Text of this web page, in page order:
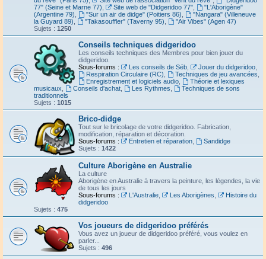
77" (Seine et Marne 77)
Site web de "Didgeridoo 77",
"L'Aborigène"
(Argentine 79)
"Sur un air de didge" (Poitiers 86)
"Nangara" (Villeneuve
la Guyard 89)
"Takasouffler" (Taverny 95)
"Air Vibes" (Agen 47)
Sujets : 1250
Conseils techniques didgeridoo
Les conseils techniques des Membres pour bien jouer du
didgeridoo.
Sous-forums :
Les conseils de Séb, Jouer du didgeridoo,
Respiration Circulaire (RC)
Techniques de jeu avancées
Enregistrement et logiciels audio,
Théorie et lexiques
musicaux
Conseils d'achat, Les Rythmes
Techniques de sons
traditionnels
Sujets : 1015
Brico-didge
Tout sur le bricolage de votre didgeridoo. Fabrication,
modification, réparation et décoration.
Sous-forums :
Entretien et réparation,
Sandidge
Sujets : 1422
Culture Aborigène en Australie
La culture
Aborigène en Australie à travers la peinture, les légendes, la vie
de tous les jours
Sous-forums :
L'Australie, Les Aborigènes
Histoire du
didgeridoo
Sujets : 475
Vos joueurs de didgeridoo préférés
Vous avez un joueur de didgeridoo préféré, vous voulez en
parler...
Sujets : 496